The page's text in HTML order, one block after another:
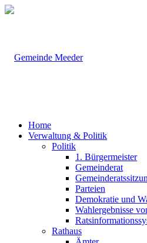
Home
Verwaltung & Politik
Politik
1. Bürgermeister
Gemeinderat
Parteien
Demokratie und
Wahlergebnisse
Rathaus